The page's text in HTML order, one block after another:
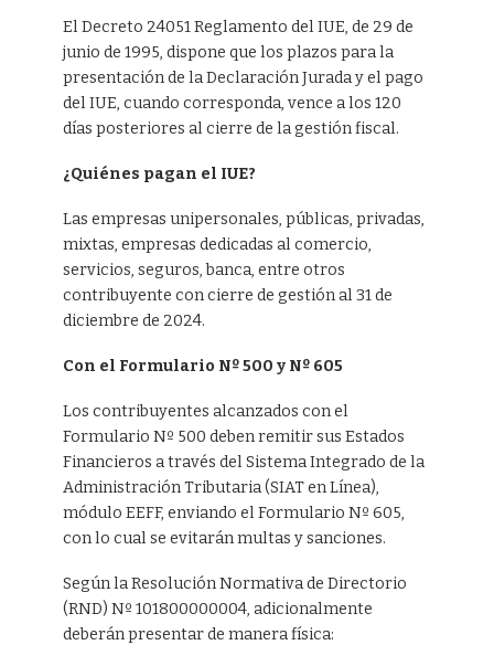
El Decreto 24051 Reglamento del IUE, de 29 de
junio de 1995, dispone que los plazos para la
presentación de la Declaración Jurada y el pago
del IUE, cuando corresponda, vence a los 120
días posteriores al cierre de la gestión fiscal.
¿Quiénes pagan el IUE?
Las empresas unipersonales, públicas, privadas,
mixtas, empresas dedicadas al comercio,
servicios, seguros, banca, entre otros
contribuyente con cierre de gestión al 31 de
diciembre de 2024.
Con el Formulario Nº 500 y Nº 605
Los contribuyentes alcanzados con el
Formulario Nº 500 deben remitir sus Estados
Financieros a través del Sistema Integrado de la
Administración Tributaria (SIAT en Línea),
módulo EEFF, enviando el Formulario Nº 605,
con lo cual se evitarán multas y sanciones.
Según la Resolución Normativa de Directorio
(RND) Nº 101800000004, adicionalmente
deberán presentar de manera física: